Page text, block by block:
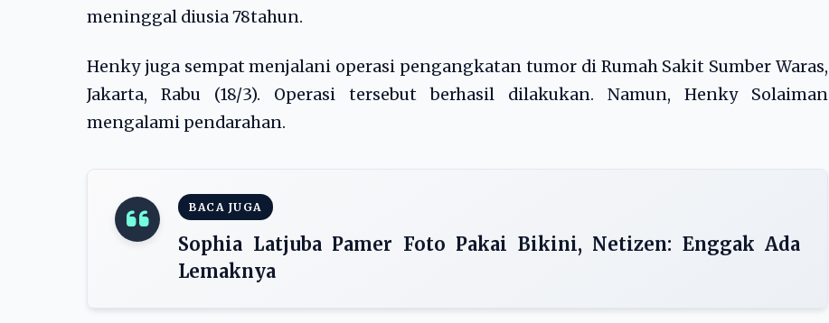
meninggal diusia 78tahun.
Henky juga sempat menjalani operasi pengangkatan tumor di Rumah Sakit Sumber Waras,
Jakarta, Rabu (18/3). Operasi tersebut berhasil dilakukan. Namun, Henky Solaiman
mengalami pendarahan.
BACA JUGA
Sophia Latjuba Pamer Foto Pakai Bikini, Netizen: Enggak Ada
Lemaknya